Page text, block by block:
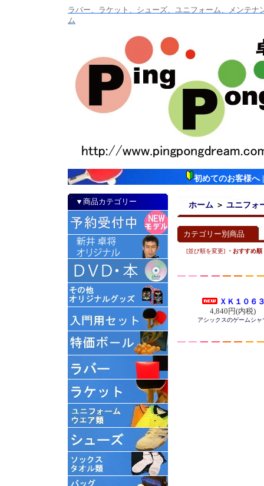
ラバー、ラケット、シューズ、ユニフォーム、メンテ
ム
初めてのお客様へ
▼商品カテゴリー ホーム ＞ ユニフォ
カテゴリー別商品
[並び順を変更] ・おすすめ順
ＸＫ１０６
4,840円(内税)
アシックスのゲームシャ